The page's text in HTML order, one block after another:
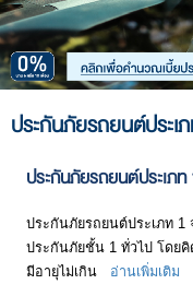
จัดการกับอุบัติเหตุรวมทั้งจ
ถนนได้รับบาดเจ็บ ประกัน
รักษาพยาบาลของคนเดินถ
เกิน 80,000 บาท/คนด้วย ซึ่
เสียหายมากมายจนคุณคาด
จะรับผิดชอบต่อความเสียห
รถยนต์ภาคบังคับ โดยสามา
ความคุ้มครอง
จำนวนเงินเอา
ประกันภัย
จำนวนเ
คุ้มครอง
รถที่เอาป
หรือ ค
ของบุคค
คุ้มครอง
ประกันภั
ประกันภัย
ประกันภัยรถยนต์ประเ
ประกันภัยรถยนต์ประเภ
ประกันภัยรถยนต์ประเภท 1
ประกันภัยชั้น 1 ทั่วไป โดย
มีอายุไม่เกิน
อ่านเพิ่มเติม